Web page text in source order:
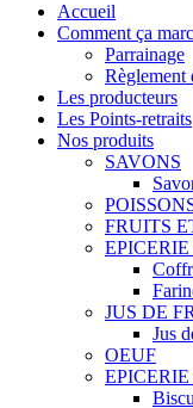
Accueil
Comment ça
Parrainage
Règlement
Les producteurs
Les Points-retraits
Nos produits
SAVONS
FRUITS
JUS DE
Jus
OEUF